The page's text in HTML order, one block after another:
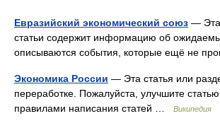
Евразийский экономический союз — Эта
статьи содержит информацию об
описываются события, которые ещё не
Экономика России — Эта статья или
переработке. Пожалуйста, улучшите статью
правилами написания статей …
Википедия